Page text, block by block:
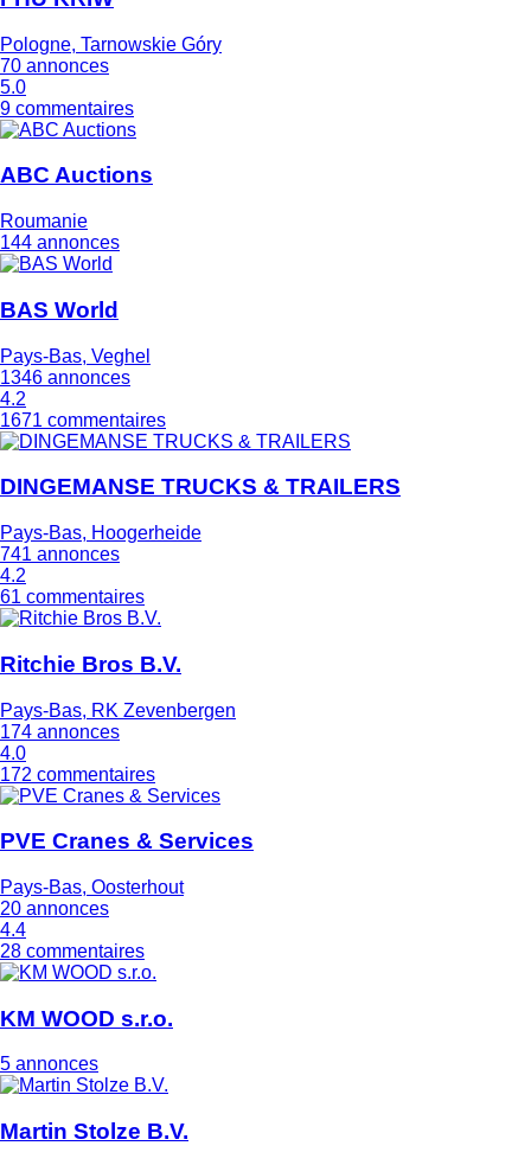
Pologne, Tarnowskie Góry
70 annonces
5.0
9 commentaires
ABC Auctions
Roumanie
144 annonces
BAS World
Pays-Bas, Veghel
1346 annonces
4.2
1671 commentaires
DINGEMANSE TRUCKS & TRAILERS
Pays-Bas, Hoogerheide
741 annonces
4.2
61 commentaires
Ritchie Bros B.V.
Pays-Bas, RK Zevenbergen
174 annonces
4.0
172 commentaires
PVE Cranes & Services
Pays-Bas, Oosterhout
20 annonces
4.4
28 commentaires
KM WOOD s.r.o.
5 annonces
Martin Stolze B.V.